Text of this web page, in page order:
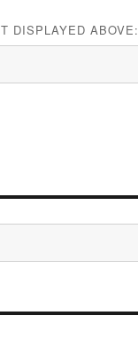
DISPLAYED ABOVE: